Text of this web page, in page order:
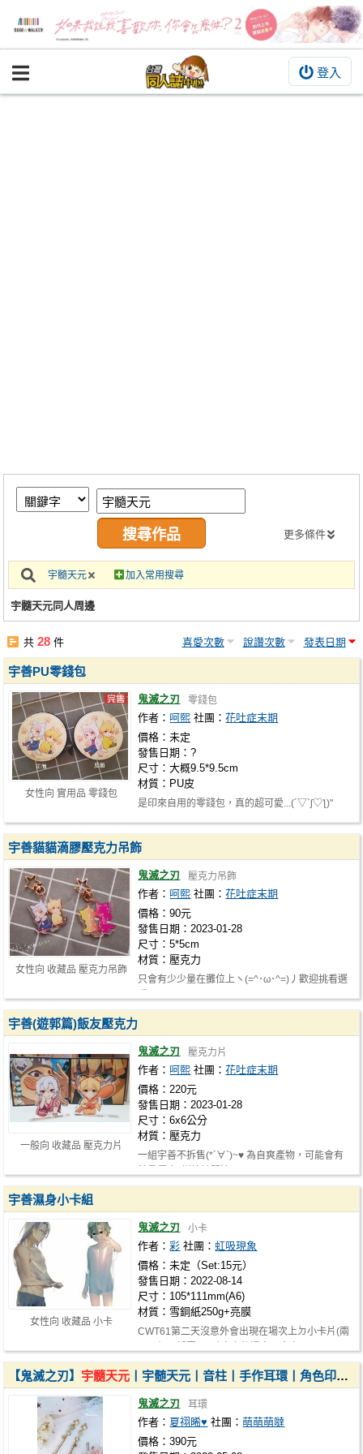
登入
BOOKY書集倉庫
繪圖藝廊
交流中心
攤位轉讓區
會員功能選單
註冊會員
更多條件
宇髓天元 加入常用搜尋
宇髓天元同人周邊
共28 件 喜愛次數 說讚次數 發表日期
女性向 實用品 零錢包
宇善PU零錢包
鬼滅之刃 零錢包
作者： 呵熙 社團：花吐症末期
價格：未定
發售日期：?
尺寸：大概9.5*9.5cm
材質：PU皮
是印來自用的零錢包，真的超可愛...(´▽`ʃ♡ƪ)"
女性向 收藏品 壓克力吊飾
宇善貓貓滴膠壓克力吊飾
鬼滅之刃 壓克力吊飾
作者： 呵熙 社團：花吐症末期
價格：90元
發售日期：2023-01-28
尺寸：5*5cm
材質：壓克力
只會有少少量在攤位上ヽ(=^･ω･^=)丿歡迎挑看選
一般向 收藏品 壓克力片
宇善(遊郭篇)飯友壓克力
鬼滅之刃 壓克力片
作者： 呵熙 社團：花吐症末期
價格：220元
發售日期：2023-01-28
尺寸：6x6公分
材質：壓克力
一組宇善不拆售(*´∀`)~♥ 為自爽產物，可能會有
女性向 收藏品 小卡
宇善濕身小卡組
鬼滅之刃 小卡
作者：彩 社團：虹吸現象
價格：未定（Set:15元）
發售日期：2022-08-14
尺寸：105*111mm(A6)
材質：雪銅紙250g+亮膜
CWT61第二天沒意外會出現在場次上ㄉ小卡片(兩
【鬼滅之刃】 宇髓天元 丨宇髄天元丨音柱丨手作耳環丨角色印象丨衍生
鬼滅之刃 耳環
作者： 夏祤晞♥ 社團：萌萌萌噠
價格：390元